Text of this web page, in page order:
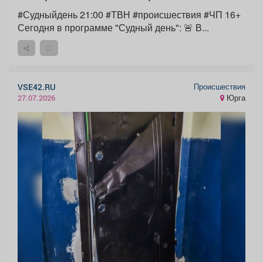
#Судныйдень 21:00 #ТВН #происшествия #ЧП 16+
Сегодня в программе "Судный день": 🚨 В...
VSE42.RU
27.07.2026
Происшествия
Юрга